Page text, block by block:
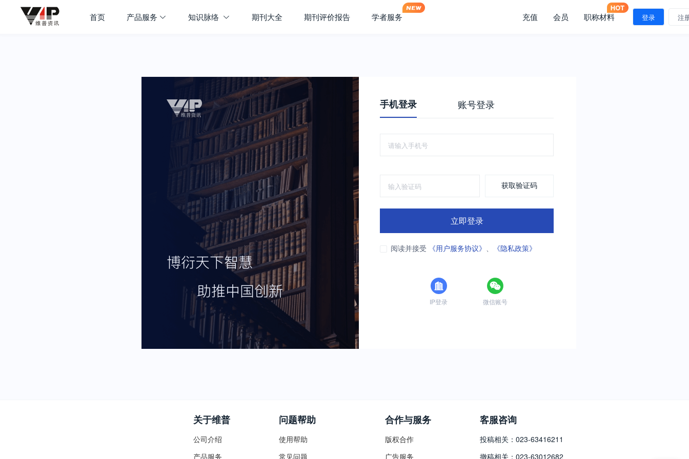
首页 产品服务 知识脉络 期刊大全 期刊评价报告 学者服务 充值 会员 职称材料 登录 注
手机登录 账号登录
获取验证码
立即登录
阅读并接受 《用户服务协议》 、 《隐私政策》
IP登录 微信账号
关于维普
公司介绍
产品服务
问题帮助
使用帮助
常见问题
合作与服务
版权合作
广告服务
客服咨询
投稿相关：023-63416211
撤稿相关：023-63012682